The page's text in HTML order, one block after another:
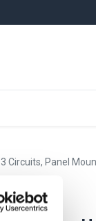
Circuits, Panel